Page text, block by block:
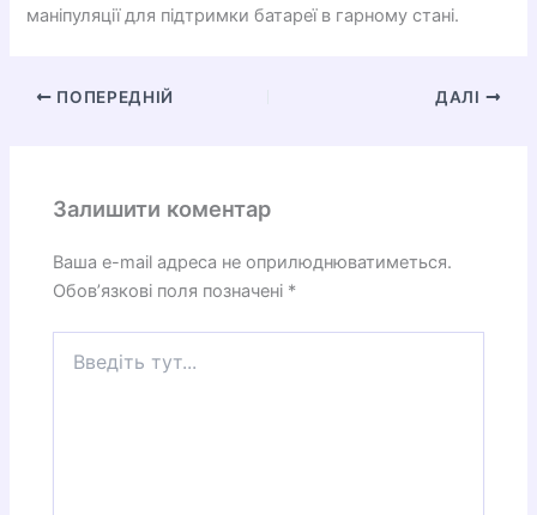
маніпуляції для підтримки батареї в гарному стані.
ПОПЕРЕДНІЙ ДАЛІ
Залишити коментар
Ваша e-mail адреса не оприлюднюватиметься.
Обов’язкові поля позначені *
тут...